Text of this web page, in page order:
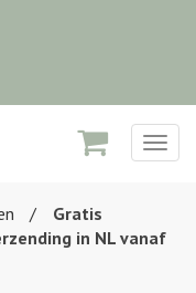
Gratis
in NL vanaf